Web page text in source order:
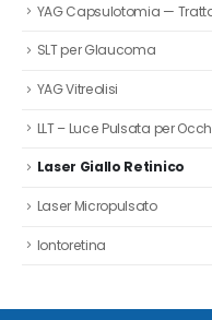
YAG Capsulotomia —
SLT per Glaucoma
YAG Vitreolisi
LLT – Luce Pulsata per
Laser Giallo Retinico
Laser Micropulsato
Iontoretina